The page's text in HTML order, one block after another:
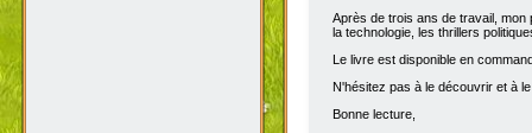
Après de trois ans de travail,
la technologie, les thrillers
Le livre est disponible en
N'hésitez pas à le découvrir et à
Bonne lecture,